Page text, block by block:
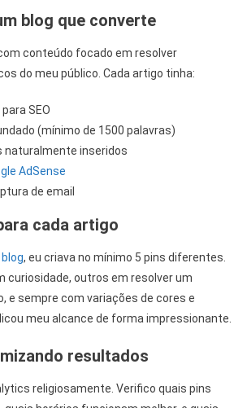
blog que converte
conteúdo focado em resolver
do meu público. Cada artigo tinha:
SEO
(mínimo de 1500 palavras)
naturalmente inseridos
AdSense
de email
cada artigo
blog, eu criava no mínimo 5 pins diferentes.
curiosidade, outros em resolver um
e sempre com variações de cores e
meu alcance de forma impressionante.
resultados
religiosamente. Verifico quais pins